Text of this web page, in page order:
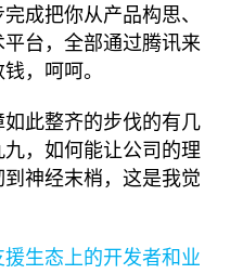
成把你从产品构思、
台，全部通过腾讯来
，呵呵。
此整齐的步伐的有几
，如何能让公司的理
神经末梢，这是我觉
生态上的开发者和业